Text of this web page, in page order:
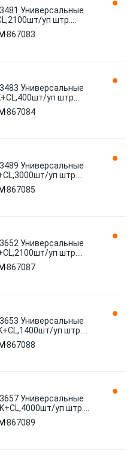
Универсальные
уп штр.
AVERY
867083
Универсальные
уп штр.
AVERY
867084
Универсальные
уп штр.
AVERY
867085
Универсальные
уп штр.
AVERY
867087
Универсальные
уп штр.
AVERY
867088
Универсальные
уп штр.
867089
867089